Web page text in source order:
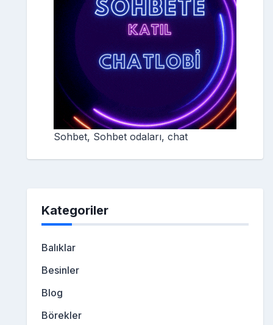
Sohbet, Sohbet odaları, chat
Kategoriler
Balıklar
Besinler
Blog
Börekler